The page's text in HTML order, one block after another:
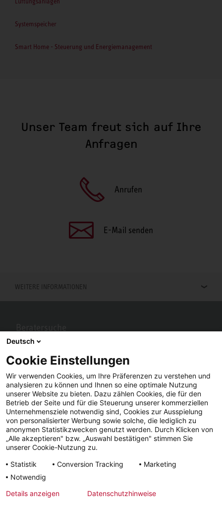
Systemspeicher
Smart Home - Steuerung und Energiemanagement
Unser Team freut sich auf Ihre
Anfragen
Anrufen
E-Mail senden
WEITERE INFORMATIONEN
Berater in Ihrer Nähe gesucht? Mit STIEBEL ELTRON kein Problem.
Facebook YouTube LinkedIn
Instagram
Deutsch
Cookie Einstellungen
Wir verwenden Cookies, um Ihre Präferenzen zu verstehen und
analysieren zu können und Ihnen so eine optimale Nutzung
unserer Website zu bieten. Dazu zählen Cookies, die für den
Betrieb der Seite und für die Steuerung unserer kommerziellen
Unternehmensziele notwendig sind, Cookies zur Ausspielung
von personalisierter Werbung sowie solche, die lediglich zu
anonymen Statistikzwecken genutzt werden. Durch Klicken von
„Alle akzeptieren" bzw. „Auswahl bestätigen" stimmen Sie
unserer Cookie-Nutzung zu.
Statistik
Conversion Tracking
Marketing
Notwendig
Details anzeigen
Datenschutzhinweise